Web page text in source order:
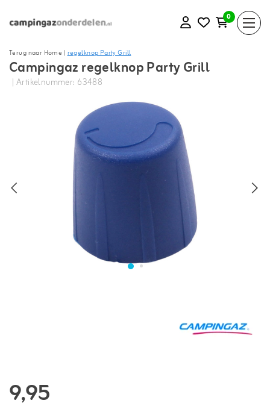
0
Terug naar Home |regelknop Party Grill
Campingaz regelknop Party Grill
| Artikelnummer: 63488
9,95